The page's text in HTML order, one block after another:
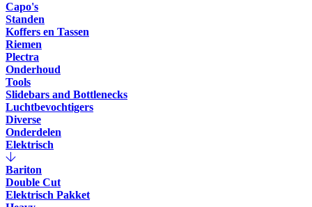
Capo's
Standen
Koffers en Tassen
Riemen
Plectra
Onderhoud
Tools
Slidebars and Bottlenecks
Luchtbevochtigers
Diverse
Onderdelen
Elektrisch
Bariton
Double Cut
Elektrisch Pakket